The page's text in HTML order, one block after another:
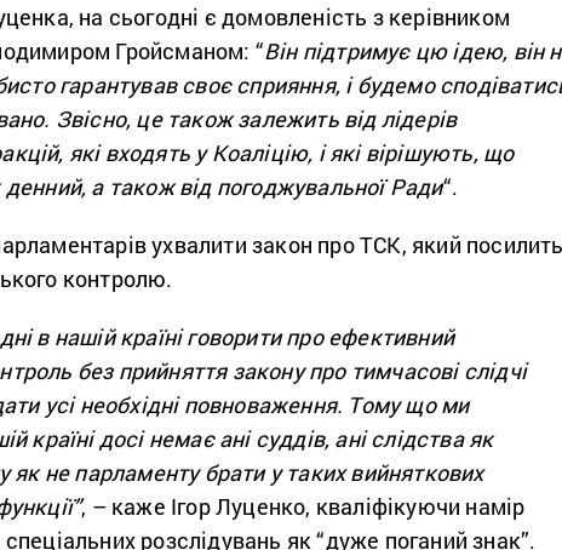
на сьогодні є домовленість з керівником
Гройсманом: “Він підтримує цю ідею, він
гарантував своє сприяння, і будемо
Звісно, це також залежить від лідерів
які входять у Коаліцію, і які вірішують, що
а також від погоджувальної Ради“.
ухвалити закон про ТСК, який посилить
контролю.
в нашій країні говорити про ефективний
без прийняття закону про тимчасові слідчі
усі необхідні повноваження. Тому що ми
країні досі немає ані суддів, ані слідства як
як не парламенту брати у таких вийняткових
, – каже Ігор Луценко, кваліфікуючи намір
розслідувань як “дуже поганий знак”.